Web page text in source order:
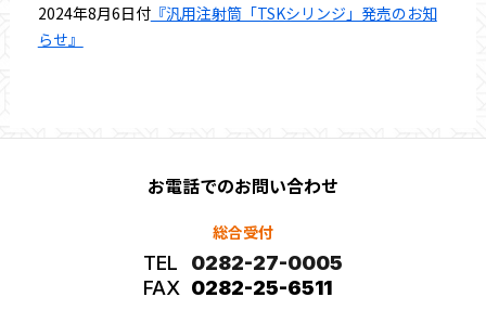
2024年8月6日付『汎用注射筒「TSKシリンジ」発売のお知
らせ』
お電話でのお問い合わせ
総合受付
TEL
0282-27-0005
FAX 0282-25-6511